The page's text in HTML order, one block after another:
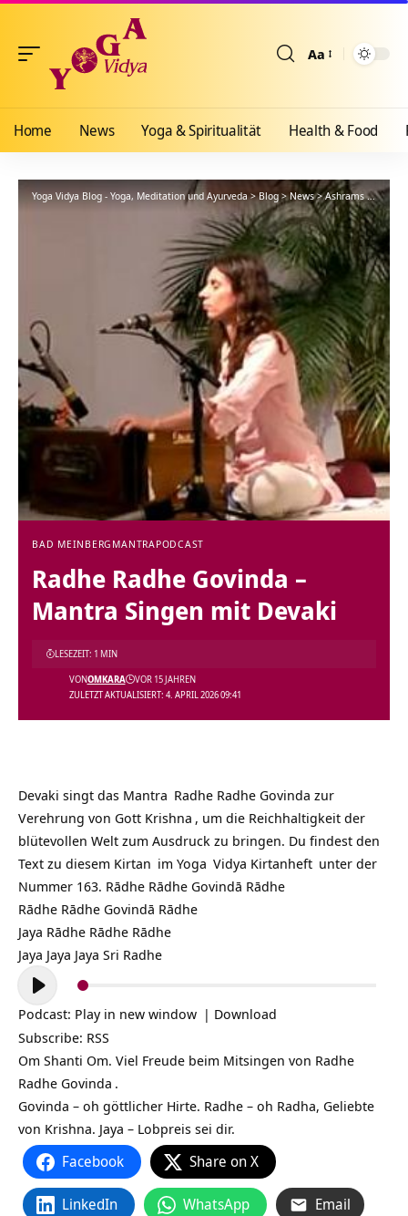
Aa
Home News Yoga & Spiritualität Health & Food
Yoga Vidya Blog - Yoga, Meditation und Ayurveda>Blog >News>Ashrams> Bad
BAD MEINBERG MANTRAPODCAST
Radhe Radhe Govinda –
Mantra Singen mit Devaki
ZULETZT AKTUALISIERT: 4. APRIL 2026 09:41
VONOMKARA VOR 15 JAHREN
LESEZEIT: 1 MIN
Devaki singt das Mantra Radhe Radhe Govinda zur
Verehrung von Gott Krishna , um die Reichhaltigkeit der
blütevollen Welt zum Ausdruck zu bringen. Du findest den
Text zu diesem Kirtan im Yoga Vidya Kirtanheft unter der
Nummer 163. Rādhe Rādhe Govindā Rādhe
Rādhe Rādhe Govindā Rādhe
Jaya Rādhe Rādhe Rādhe
Jaya Jaya Jaya Sri Radhe
Audio-
Player
Podcast: Play in new window | Download
Subscribe: RSS
Om Shanti Om. Viel Freude beim Mitsingen von Radhe
Radhe Govinda .
Govinda – oh göttlicher Hirte. Radhe – oh Radha, Geliebte
von Krishna. Jaya – Lobpreis sei dir.
Facebook Share on X
LinkedIn WhatsApp Email